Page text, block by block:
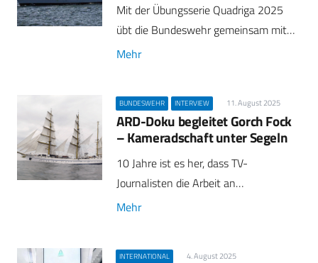
Mit der Übungsserie Quadriga 2025
übt die Bundeswehr gemeinsam mit…
Mehr
BUNDESWEHR INTERVIEW 11. August 2025
ARD-Doku begleitet Gorch Fock
– Kameradschaft unter Segeln
10 Jahre ist es her, dass TV-
Journalisten die Arbeit an…
Mehr
INTERNATIONAL 4. August 2025